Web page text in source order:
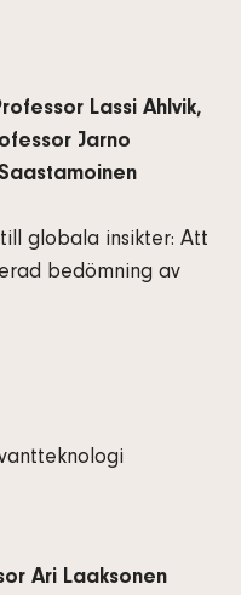
Lassi Ahlvik,
Jarno
globala insikter: Att
bedömning av
Ari Laaksonen